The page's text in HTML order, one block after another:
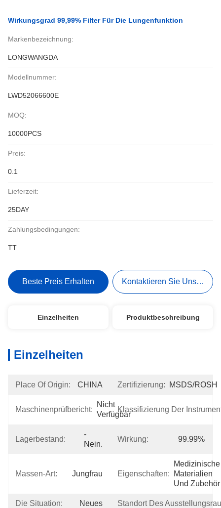
Wirkungsgrad 99,99% Filter Für Die Lungenfunktion
Markenbezeichnung:
LONGWANGDA
Modellnummer:
LWD52066600E
MOQ:
10000PCS
Preis:
0.1
Lieferzeit:
25DAY
Zahlungsbedingungen:
TT
Beste Preis Erhalten Kontaktieren Sie Uns Jetzt
Einzelheiten Produktbeschreibung
Einzelheiten
Place Of Origin: CHINA Zertifizierung: MSDS/ROSH
Maschinenprüfbericht:
Nicht
Verfügbar
Klassifizierung Der
Lagerbestand:
-
Nein.
Wirkung: 99.99%
Massen-Art: Jungfrau Eigenschaften:
Medizinische
Materialien
Und Zubehör
Die Situation: Neues Standort Des